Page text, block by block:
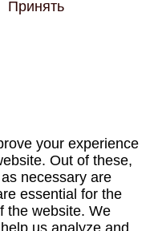
Принять
your experience
Out of these,
necessary are
essential for the
the website. We